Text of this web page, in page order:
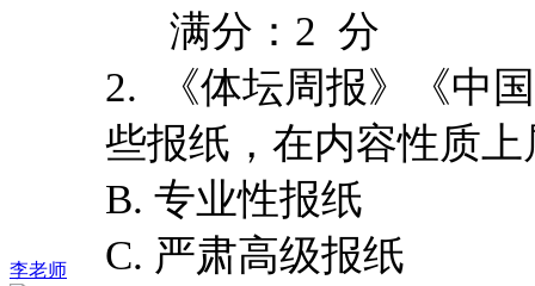
李老师
满分：2 分
2. 《体坛周报》《中
些报纸，在内容性质
B. 专业性报纸
C. 严肃高级报纸